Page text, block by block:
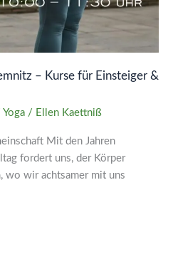
– Kurse für Einsteiger &
Yoga / Ellen Kaettniß
Mit den Jahren
fordert uns, der Körper
wo wir achtsamer mit uns